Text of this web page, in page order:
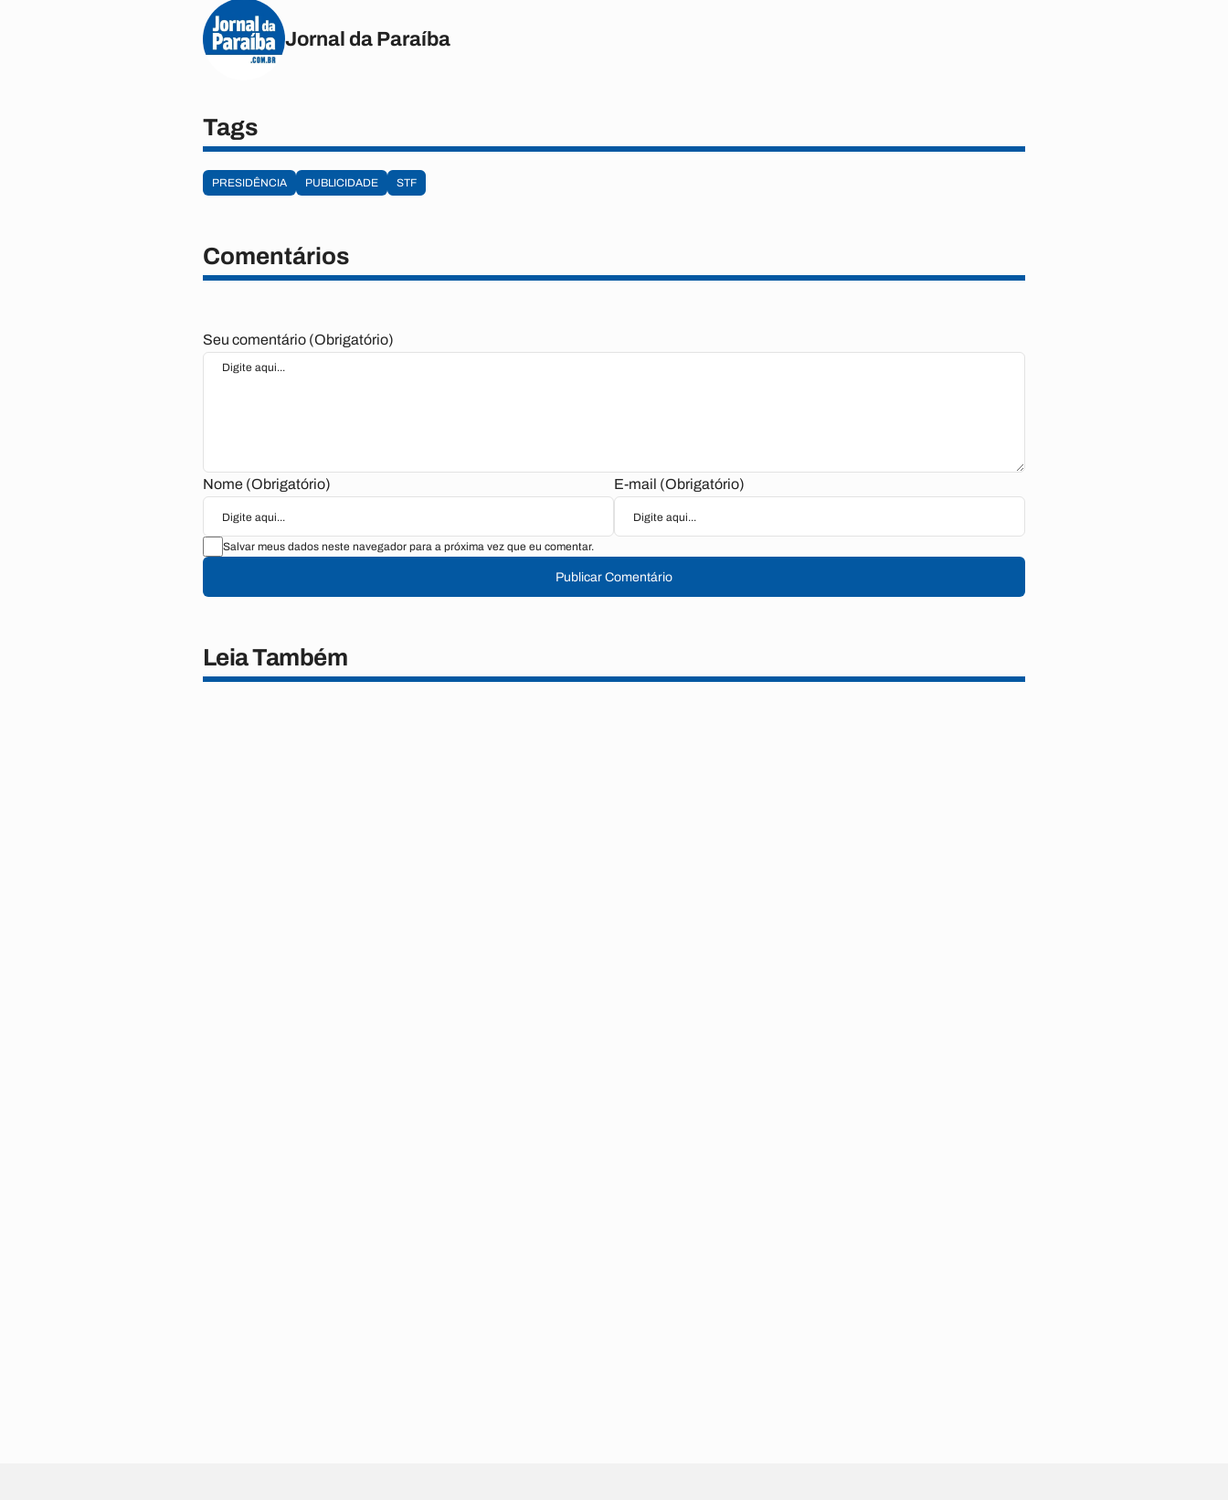
Jornal da Paraíba
Tags
PRESIDÊNCIA PUBLICIDADE STF
Comentários
Seu comentário (Obrigatório)
Nome (Obrigatório) E-mail (Obrigatório)
Salvar meus dados neste navegador para a próxima vez que eu comentar.
Publicar Comentário
Leia Também